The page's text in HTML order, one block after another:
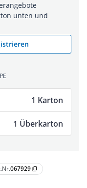
067929 content_copy
unten und
1 Karton
1 Überkarton